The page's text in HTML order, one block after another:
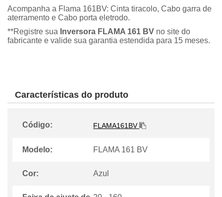
Acompanha a Flama 161BV: Cinta tiracolo, Cabo garra de
aterramento e Cabo porta eletrodo.
**Registre sua Inversora FLAMA 161 BV no site do
fabricante e valide sua garantia estendida para 15 meses.
Características do produto
Código: FLAMA161BV
Modelo: FLAMA 161 BV
Cor: Azul